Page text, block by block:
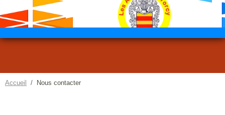
Accueil Nous contacter